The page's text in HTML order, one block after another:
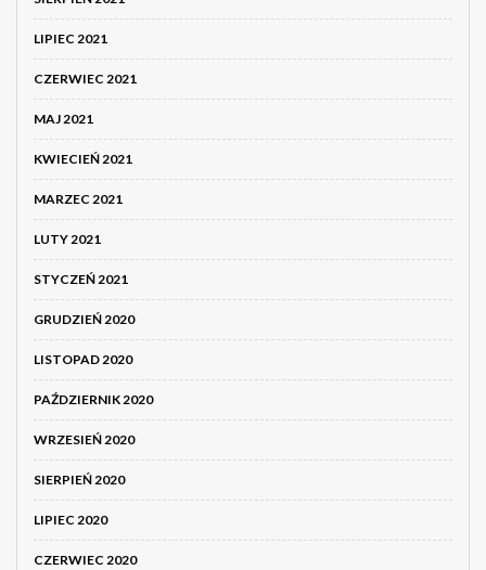
LIPIEC 2021
CZERWIEC 2021
MAJ 2021
KWIECIEŃ 2021
MARZEC 2021
LUTY 2021
STYCZEŃ 2021
GRUDZIEŃ 2020
LISTOPAD 2020
PAŹDZIERNIK 2020
WRZESIEŃ 2020
SIERPIEŃ 2020
LIPIEC 2020
CZERWIEC 2020